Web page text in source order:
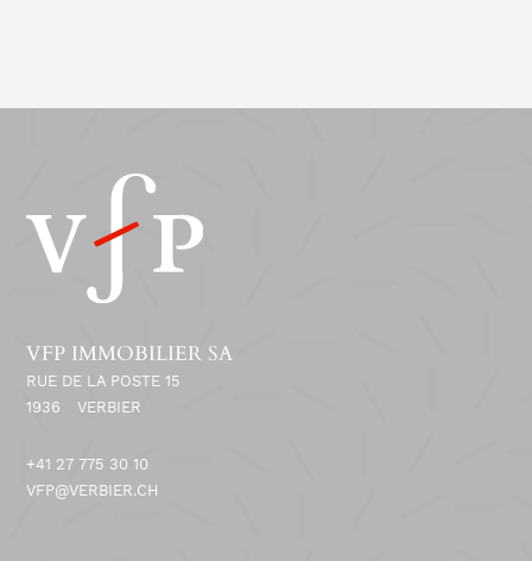
VFP IMMOBILIER SA
RUE DE LA POSTE 15
1936
VERBIER
+41 27 775 30 10
VFP@VERBIER.CH